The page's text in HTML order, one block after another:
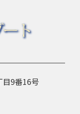
9番16号